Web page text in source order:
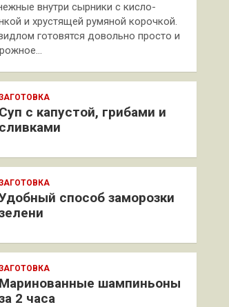
внутри сырники с кисло-
и хрустящей румяной корочкой.
готовятся довольно просто и
Суп с капустой, грибами и
сливками
способ заморозки
Маринованные шампиньоны
2 часа